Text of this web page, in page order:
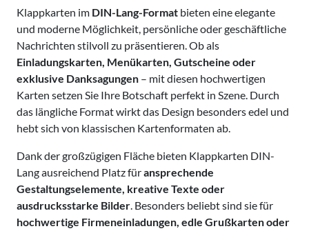
Klappkarten im DIN-Lang-Format bieten eine elegante
und moderne Möglichkeit, persönliche oder geschäftliche
Nachrichten stilvoll zu präsentieren. Ob als
Einladungskarten, Menükarten, Gutscheine oder
exklusive Danksagungen – mit diesen hochwertigen
Karten setzen Sie Ihre Botschaft perfekt in Szene. Durch
das längliche Format wirkt das Design besonders edel und
hebt sich von klassischen Kartenformaten ab.
Dank der großzügigen Fläche bieten Klappkarten DIN-
Lang ausreichend Platz füransprechende
Gestaltungselemente, kreative Texte oder
ausdrucksstarke Bilder. Besonders beliebt sind sie für
hochwertige Firmeneinladungen, edle Grußkarten oder